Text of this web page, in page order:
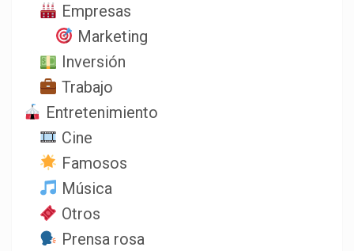
Empresas
Marketing
Inversión
Trabajo
Entretenimiento
Cine
Famosos
Música
Otros
Prensa rosa